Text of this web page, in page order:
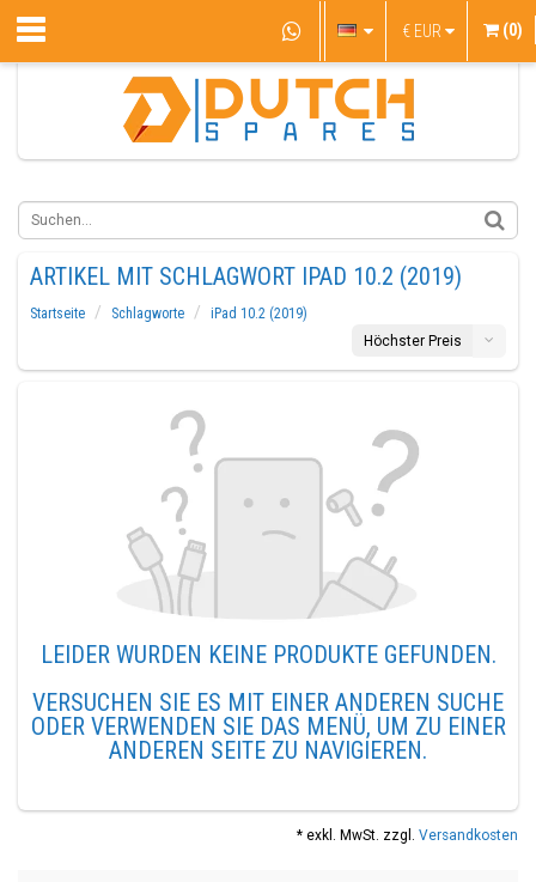
€ EUR (0)
ARTIKEL MIT SCHLAGWORT IPAD 10.2 (2019)
Startseite Schlagworte
iPad 10.2 (2019)
Höchster Preis
LEIDER WURDEN KEINE PRODUKTE GEFUNDEN.
VERSUCHEN SIE ES MIT EINER ANDEREN SUCHE
ODER VERWENDEN SIE DAS MENÜ, UM ZU EINER
ANDEREN SEITE ZU NAVIGIEREN.
* exkl. MwSt. zzgl. Versandkosten